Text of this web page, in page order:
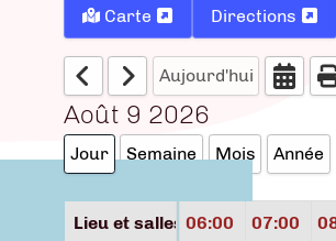
Carte Directions
Aujourd'hui
Août 9 2026
Jour Semaine Mois Année
Lieu et salles
04:00 05:00 06:00 07:00